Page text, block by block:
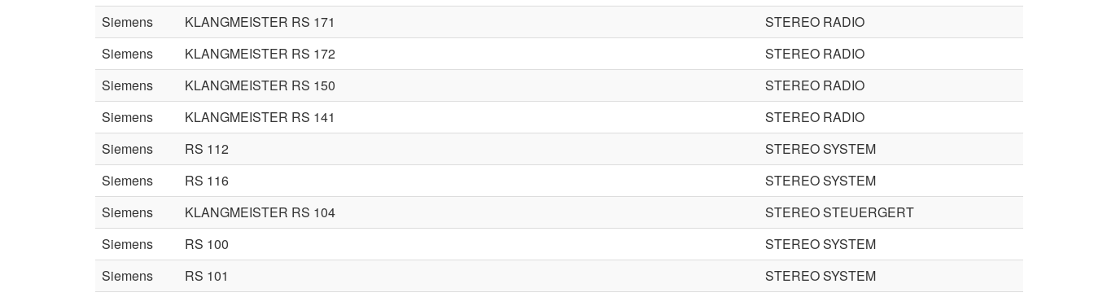
Siemens
KLANGMEISTER RS 171
STEREO RADIO
Siemens
KLANGMEISTER RS 172
STEREO RADIO
Siemens
KLANGMEISTER RS 150
STEREO RADIO
Siemens
KLANGMEISTER RS 141
STEREO RADIO
Siemens
RS 112
STEREO SYSTEM
Siemens
RS 116
STEREO SYSTEM
Siemens
KLANGMEISTER RS 104
STEREO STEUERGERT
Siemens
RS 100
STEREO SYSTEM
Siemens
RS 101
STEREO SYSTEM